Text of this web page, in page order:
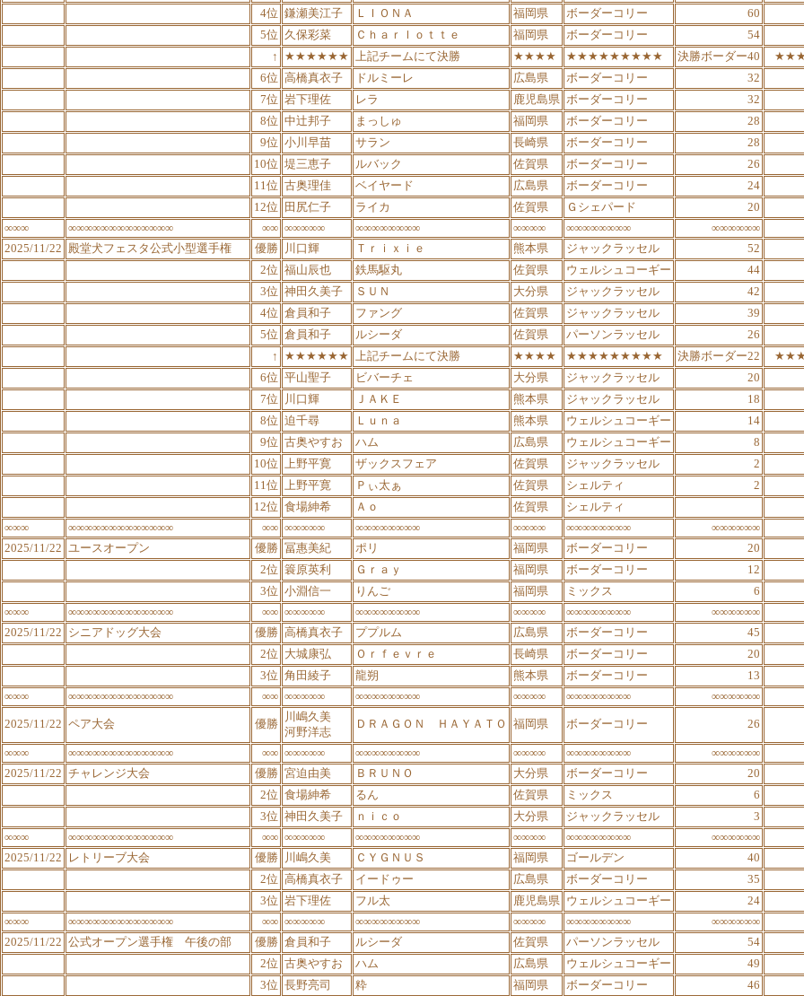
4位 鎌瀬美江子 ＬＩＯＮＡ 福岡県 ボーダーコリー 60
5位
久保彩菜 Ｃｈａｒｌｏｔｔｅ 福岡県 ボーダーコリー 54
↑
★★★★★★ 上記チームにて決勝 ★★★★ ★★★★★★★★★ 決勝ボーダー40
6位
高橋真衣子 ドルミーレ 広島県 ボーダーコリー 32
7位 岩下理佐 レラ 鹿児島県 ボーダーコリー 32
8位 中辻邦子 まっしゅ 福岡県 ボーダーコリー 28
9位 小川早苗 サラン 長崎県 ボーダーコリー 28
10位 堤三恵子 ルバック 佐賀県 ボーダーコリー 26
11位 古奥理佳 ベイヤード 広島県 ボーダーコリー 24
12位
田尻仁子 ライカ 佐賀県 Ｇシェパード 20
∞∞∞
∞∞∞∞∞∞∞∞∞∞∞∞∞ ∞∞ ∞∞∞∞∞ ∞∞∞∞∞∞∞∞ ∞∞∞∞ ∞∞∞∞∞∞∞∞ ∞∞∞∞∞∞
2025/11/22
殿堂犬フェスタ公式小型選手権 優勝 川口輝 Ｔｒｉｘｉｅ 熊本県 ジャックラッセル 52
2位 福山辰也 鉄馬駆丸 佐賀県 ウェルシュコーギー 44
3位 神田久美子 ＳＵＮ 大分県 ジャックラッセル 42
4位 倉員和子 ファング 佐賀県 ジャックラッセル 39
5位 倉員和子 ルシーダ 佐賀県 パーソンラッセル 26
↑
★★★★★★ 上記チームにて決勝 ★★★★ ★★★★★★★★★ 決勝ボーダー22
6位 平山聖子 ビバーチェ 大分県 ジャックラッセル 20
7位
川口輝 ＪＡＫＥ 熊本県 ジャックラッセル 18
8位 迫千尋 Ｌｕｎａ 熊本県 ウェルシュコーギー 14
9位 古奥やすお ハム 広島県 ウェルシュコーギー 8
10位 上野平寛 ザックスフェア 佐賀県 ジャックラッセル 2
11位 上野平寛 Ｐぃ太ぁ 佐賀県 シェルティ 2
12位 食場紳希 Ａｏ 佐賀県 シェルティ
∞∞∞
∞∞∞∞∞∞∞∞∞∞∞∞∞ ∞∞ ∞∞∞∞∞ ∞∞∞∞∞∞∞∞ ∞∞∞∞ ∞∞∞∞∞∞∞∞ ∞∞∞∞∞∞
2025/11/22 ユースオープン 優勝 冨惠美紀 ポリ 福岡県 ボーダーコリー
20
2位 簑原英利 Ｇｒａｙ 福岡県 ボーダーコリー
12
3位 小淵信一 りんご 福岡県 ミックス
6
∞∞∞
∞∞∞∞∞∞∞∞∞∞∞∞∞ ∞∞ ∞∞∞∞∞ ∞∞∞∞∞∞∞∞ ∞∞∞∞ ∞∞∞∞∞∞∞∞ ∞∞∞∞∞∞
2025/11/22
シニアドッグ大会 優勝 高橋真衣子 ププルム 広島県 ボーダーコリー
45
2位
大城康弘 Ｏｒｆｅｖｒｅ 長崎県 ボーダーコリー
20
3位 角田綾子 龍朔 熊本県 ボーダーコリー
13
∞∞∞
∞∞∞∞∞∞∞∞∞∞∞∞∞ ∞∞ ∞∞∞∞∞ ∞∞∞∞∞∞∞∞ ∞∞∞∞ ∞∞∞∞∞∞∞∞ ∞∞∞∞∞∞
2025/11/22 ペア大会 優勝
川嶋久美
河野洋志
ＤＲＡＧＯＮ ＨＡＹＡＴＯ 福岡県 ボーダーコリー 26
∞∞∞ ∞∞∞∞∞∞∞∞∞∞∞∞∞ ∞∞ ∞∞∞∞∞ ∞∞∞∞∞∞∞∞ ∞∞∞∞ ∞∞∞∞∞∞∞∞ ∞∞∞∞∞∞
2025/11/22 チャレンジ大会 優勝 宮迫由美 ＢＲＵＮＯ 大分県 ボーダーコリー
20
2位 食場紳希 るん 佐賀県 ミックス
6
3位 神田久美子 ｎｉｃｏ 大分県 ジャックラッセル
3
∞∞∞
∞∞∞∞∞∞∞∞∞∞∞∞∞ ∞∞ ∞∞∞∞∞ ∞∞∞∞∞∞∞∞ ∞∞∞∞ ∞∞∞∞∞∞∞∞ ∞∞∞∞∞∞
2025/11/22
レトリーブ大会 優勝 川嶋久美 ＣＹＧＮＵＳ 福岡県 ゴールデン
40
2位
高橋真衣子 イードゥー 広島県 ボーダーコリー
35
3位 岩下理佐 フル太 鹿児島県 ウェルシュコーギー
24
∞∞∞
∞∞∞∞∞∞∞∞∞∞∞∞∞ ∞∞ ∞∞∞∞∞ ∞∞∞∞∞∞∞∞ ∞∞∞∞ ∞∞∞∞∞∞∞∞ ∞∞∞∞∞∞
2025/11/22 公式オープン選手権 午後の部 優勝 倉員和子 ルシーダ 佐賀県 パーソンラッセル 54
2位 古奥やすお ハム 広島県 ウェルシュコーギー 49
3位 長野亮司 粋 福岡県 ボーダーコリー 46